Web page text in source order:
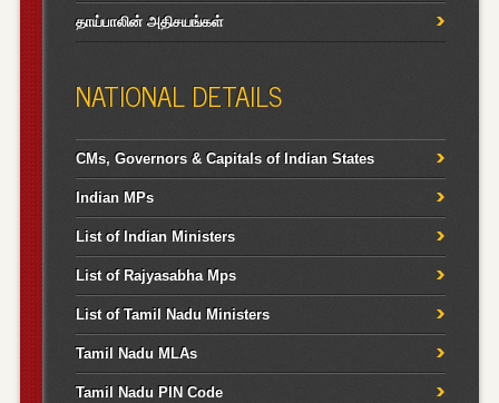
தாய்பாலின் அதிசயங்கள்
NATIONAL DETAILS
CMs, Governors & Capitals of Indian States
Indian MPs
List of Indian Ministers
List of Rajyasabha Mps
List of Tamil Nadu Ministers
Tamil Nadu MLAs
Tamil Nadu PIN Code